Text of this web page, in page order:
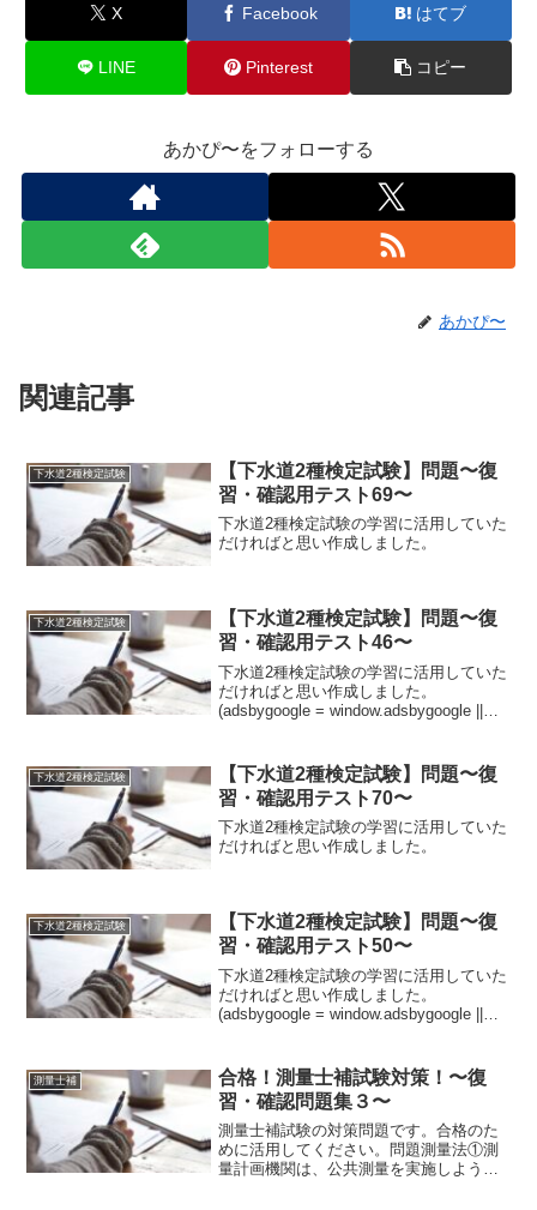
X Facebook はてブ
LINE Pinterest コピー
あかぴ〜をフォローする
あかぴ〜
関連記事
下水道2種検定試験
【下水道2種検定試験】問題〜復
習・確認用テスト69〜
下水道2種検定試験の学習に活用していた
だければと思い作成しました。
下水道2種検定試験
【下水道2種検定試験】問題〜復
習・確認用テスト46〜
下水道2種検定試験の学習に活用していた
だければと思い作成しました。
(adsbygoogle = window.adsbygoogle ||
特定施設に...
下水道2種検定試験
【下水道2種検定試験】問題〜復
習・確認用テスト70〜
下水道2種検定試験の学習に活用していた
だければと思い作成しました。
下水道2種検定試験
【下水道2種検定試験】問題〜復
習・確認用テスト50〜
下水道2種検定試験の学習に活用していた
だければと思い作成しました。
(adsbygoogle = window.adsbygoogle ||
上・B...
測量士補
合格！測量士補試験対策！〜復
習・確認問題集３〜
測量士補試験の対策問題です。合格のた
めに活用してください。問題測量法①測
量計画機関は、公共測量を実施しようと